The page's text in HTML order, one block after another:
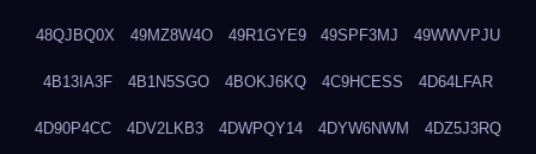
48QJBQ0X 49MZ8W4O 49R1GYE9 49SPF3MJ 49WWVPJU
4B13IA3F 4B1N5SGO 4BOKJ6KQ 4C9HCESS 4D64LFAR
4D90P4CC 4DV2LKB3 4DWPQY14 4DYW6NWM 4DZ5J3RQ